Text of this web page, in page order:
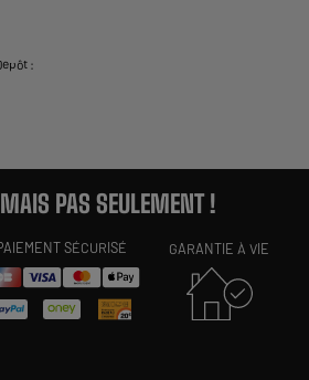
:
PAS SEULEMENT !
SÉCURISÉ GARANTIE À VIE